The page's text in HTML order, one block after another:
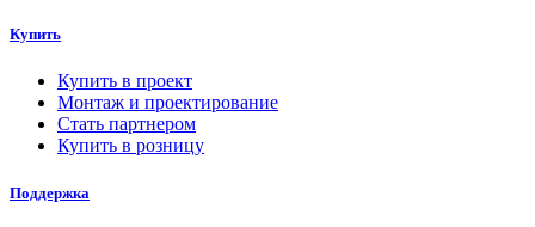
Купить
Купить в проект
Монтаж и проектирование
Стать партнером
Купить в розницу
Поддержка